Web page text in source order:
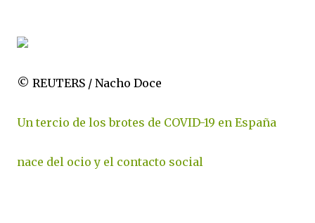
© REUTERS / Nacho Doce
Un tercio de los brotes de COVID-19 en España
nace del ocio y el contacto social